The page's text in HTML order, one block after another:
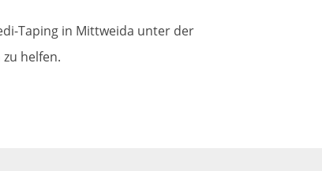
Taping in Mittweida unter der
helfen.